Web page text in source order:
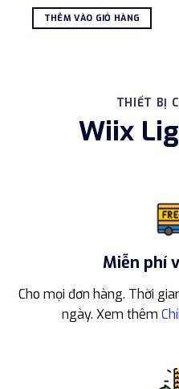
thể
được
là:
1.250.000 ₫.
THÊM VÀO GIỎ HÀNG
THIẾT BỊ
Wiix
Miễn phí
Cho mọi đơn hàng. Thời
ngày. Xem thêm